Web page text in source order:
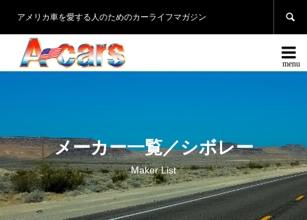
アメリカ車を愛する人のためのカーライフマガジン 

メーカー一覧／シボレー
Maker List